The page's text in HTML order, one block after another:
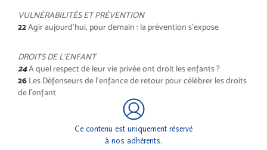
VULNÉRABILITÉS ET PRÉVENTION
22Agir aujourd’hui, pour demain : la prévention s’expose
DROITS DE L’ENFANT
24A quel respect de leur vie privée ont droit les enfants ?
26 Les Défenseurs de l’enfance de retour pour célébrer les droits
de l’enfant
Ce contenu est uniquement réservé
à nos adhérents.